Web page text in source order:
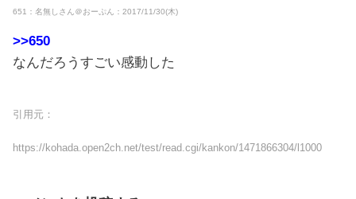
651：名無しさん＠おーぷん：2017/11/30(木)
>>650
なんだろうすごい感動した
引用元：
https://kohada.open2ch.net/test/read.cgi/kankon/1471866304/l1000